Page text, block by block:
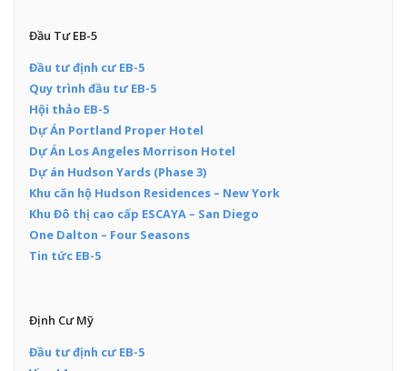
Đầu Tư EB-5
Đầu tư định cư EB-5
Quy trình đầu tư EB-5
Hội thảo EB-5
Dự Án Portland Proper Hotel
Dự Án Los Angeles Morrison Hotel
Dự án Hudson Yards (Phase 3)
Khu căn hộ Hudson Residences – New York
Khu Đô thị cao cấp ESCAYA – San Diego
One Dalton – Four Seasons
Tin tức EB-5
Định Cư Mỹ
Đầu tư định cư EB-5